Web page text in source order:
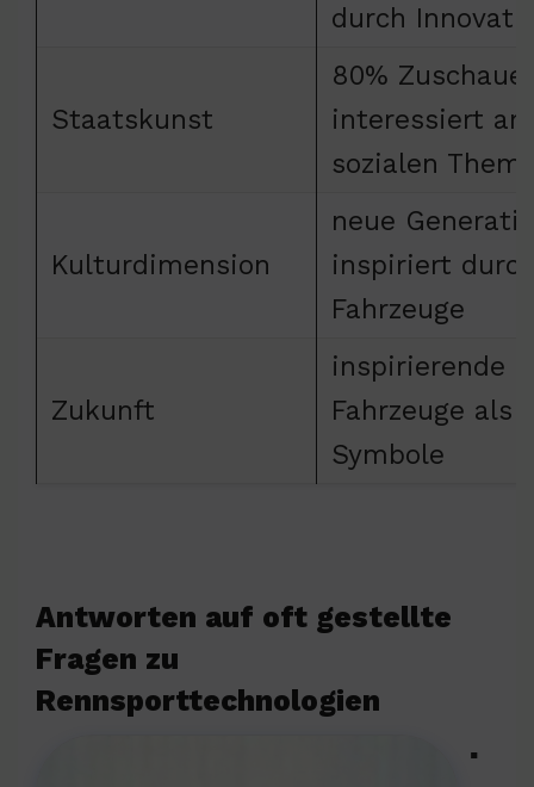
durch
Staatskunst
80% Zuschauer
interessiert an
sozialen
Kulturdimension
neue
inspiriert
Fahrzeuge
Zukunft
inspirierende
Fahrzeuge als
Symbole
Antworten auf oft gestellte
Fragen zu
Rennsporttechnologien
▪